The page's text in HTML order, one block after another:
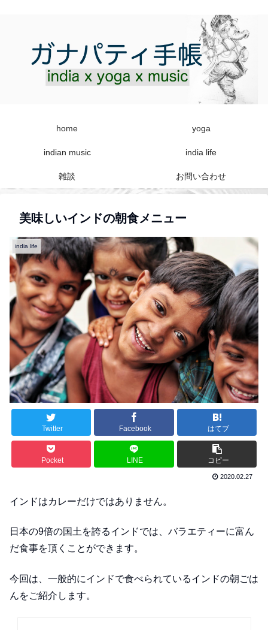
home yoga
indian music india life
雑談 お問い合わせ
美味しいインドの朝食メニュー
india life
Twitter Facebook はてブ
Pocket LINE コピー
2020.02.27
インドはカレーだけではありません。
日本の9倍の国土を誇るインドでは、バラエティーに富ん
だ食事を頂くことができます。
今回は、一般的にインドで食べられているインドの朝ごは
んをご紹介します。